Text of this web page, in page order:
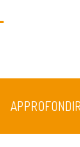
APPROFONDIR